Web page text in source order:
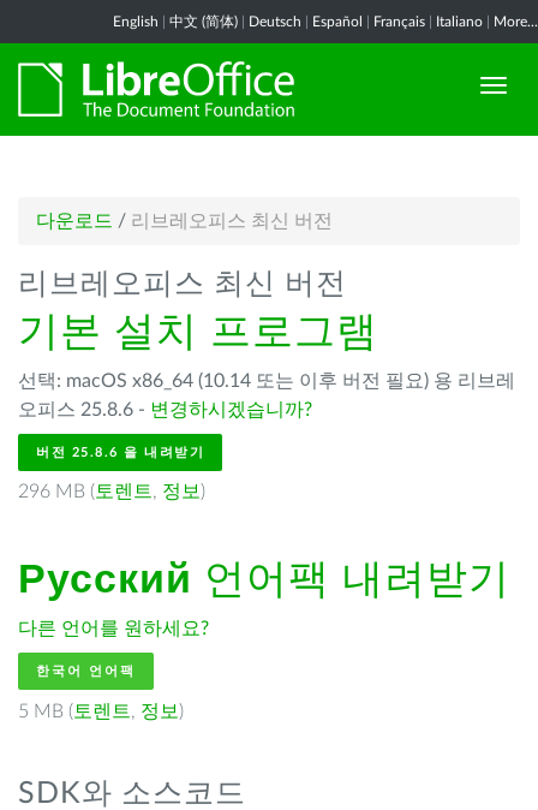
English 中文 (简体) Deutsch Español Français Italiano More...
다운로드 / 리브레오피스 최신 버전
리브레오피스 최신 버전
기본 설치 프로그램
선택: macOS x86_64 (10.14 또는 이후 버전 필요) 용 리브레
오피스 25.8.6 - 변경하시겠습니까?
버전 25.8.6 을 내려받기
296 MB ( 토렌트, 정보 )
Русский 언어팩 내려받기
다른 언어를 원하세요?
한국어 언어팩
5 MB ( 토렌트, 정보 )
SDK와 소스코드